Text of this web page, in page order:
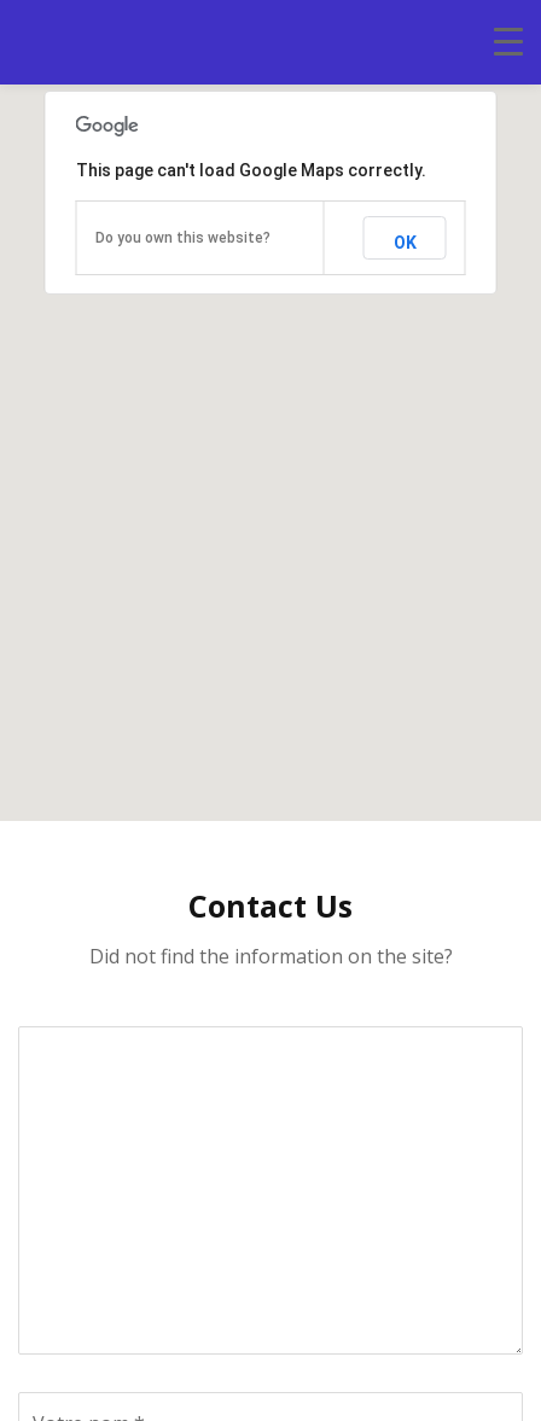
This page can't load Google Maps correctly.
Do you own this website? OK
Contact Us
Did not find the information on the site?